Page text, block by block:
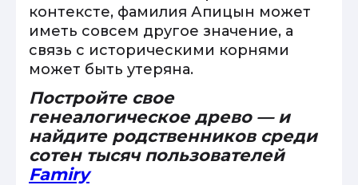
контексте, фамилия Апицын может
иметь совсем другое значение, а
связь с историческими корнями
может быть утеряна.
Постройте свое
генеалогическое древо — и
найдите родственников среди
сотен тысяч пользователей
Famiry